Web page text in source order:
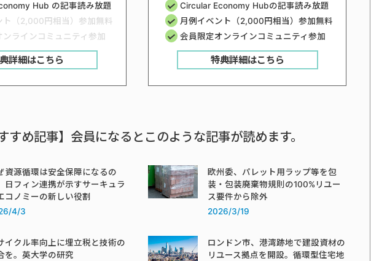
Hub の記事読み放題
ト（2,000円相当）参加無料
ンラインコミュニティ参加
詳細はこちら
Circular Economy Hubの記事読み放題
月例イベント（2,000円相当）参加無料
会員限定オンラインコミュニティ参加
特典詳細はこちら
すすめ記事】会員になるとこのような記事が読めます。
資源循環は安全保障になるの
日フィン連携が示すサーキュラ
コノミーの新しい役割
4/3
欧州委、パレット用ラップ等を包
装・包装廃棄物規則の100%リユー
ス要件から除外
2026/3/19
イクル率向上に埋立税と技術の
を。英大学の研究
ロンドン市、港湾跡地で建設資材の
リユース拠点を開設。循環型住宅地